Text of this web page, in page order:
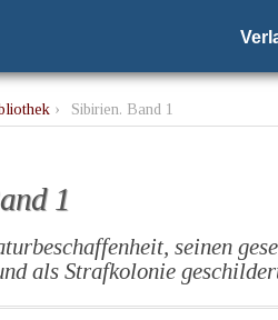
› Sibirien. Band 1
1
seinen
als Strafkolonie